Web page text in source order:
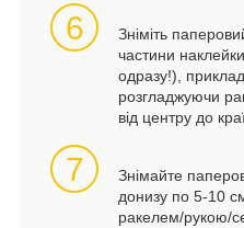
6
Зніміть
частини
одразу!),
розгладжуючи
від центру до
7
Знімайте
донизу по 5-10
ракелем/рукою/